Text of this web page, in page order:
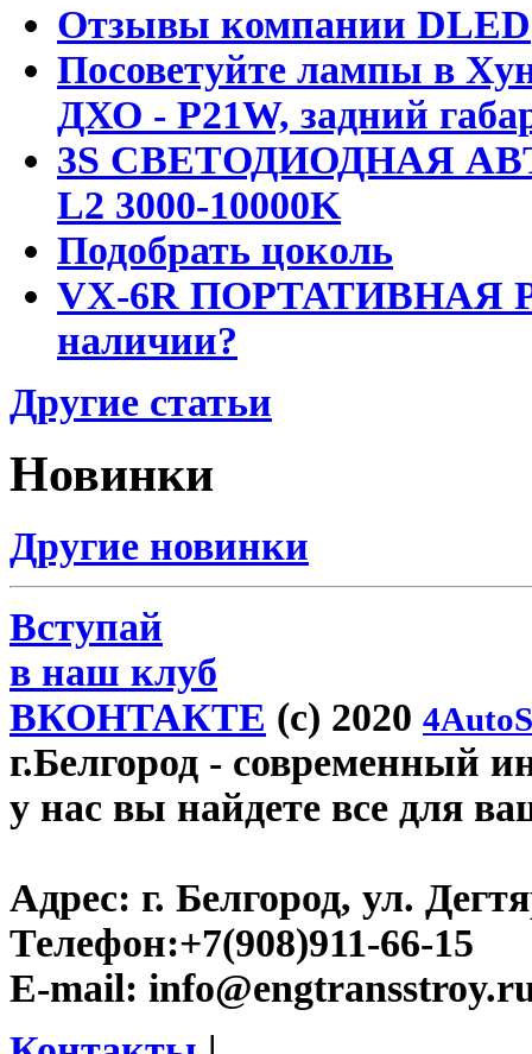
Отзывы компании DLED
Посоветуйте лампы в
ДХО - P21W, задний
3S СВЕТОДИОДНАЯ
L2 3000-10000K
Подобрать цоколь
VX-6R ПОРТАТИВНАЯ
наличии?
Другие статьи
Новинки
Другие новинки
Вступай
в наш клуб
ВКОНТАКТЕ (c) 2020
г.Белгород - современный
у нас вы найдете все для
Адрес: г. Белгород, ул.
Телефон:+7(908)911-66-15
E-mail: